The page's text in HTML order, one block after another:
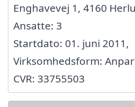
Enghavevej 1, 4160
Ansatte: 3
Startdato: 01. juni 2011,
Virksomhedsform:
CVR: 33755503